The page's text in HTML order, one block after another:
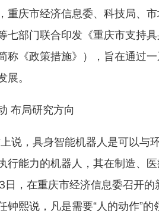
重庆市经济信息委、科技局、
七部门联合印发《重庆市支持
称《政策措施》），旨在通过
展。
布局研究方向
说，具身智能机器人是可以与
行能力的机器人，其在制造、
日，在重庆市经济信息委召开
钟熙说，凡是需要“人的动作”